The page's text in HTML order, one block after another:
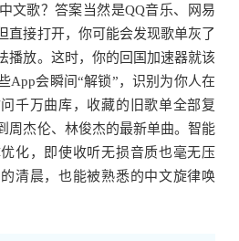
文歌？答案当然是QQ音乐、网易
直接打开，你可能会发现歌单灰了
播放。这时，你的回国加速器就该
App会瞬间“解锁”，识别为你人在
千万曲库，收藏的旧歌单全部复
周杰伦、林俊杰的最新单曲。智能
化，即使收听无损音质也毫无压
清晨，也能被熟悉的中文旋律唤